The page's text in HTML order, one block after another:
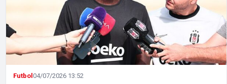
Futbol04/07/2026 13:52